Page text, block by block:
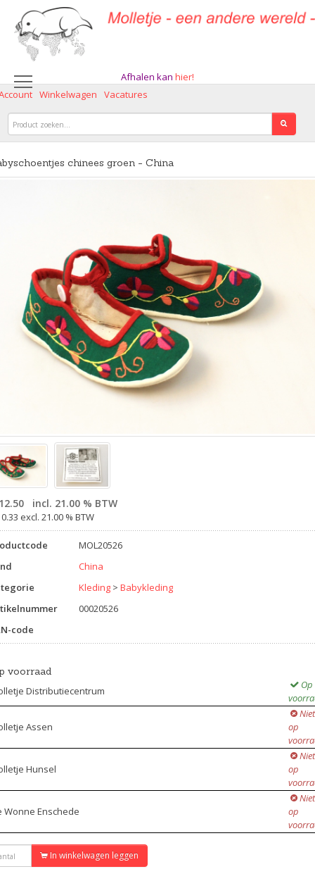
Afhalen kan hier!
Winkelwagen Vacatures
chinees groen - China
incl. 21.00 % BTW
excl. 21.00 % BTW
MOL20526
China
Kleding > Babykleding
00020526
code
voorraad
Distributiecentrum
Op
Assen
Niet
op
Hunsel
Niet
op
Wonne Enschede
Niet
op
In winkelwagen leggen